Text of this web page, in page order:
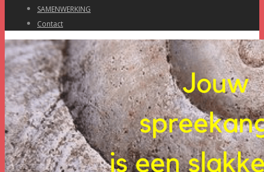
SAMENWERKING
Contact